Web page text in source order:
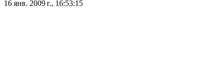
16 янв. 2009 г., 16:53:15